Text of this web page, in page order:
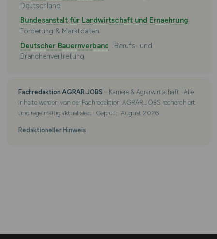
Deutschland
Bundesanstalt für Landwirtschaft und Ernaehrung ·
Förderung & Marktdaten
Deutscher Bauernverband · Berufs- und
Branchenvertretung
Fachredaktion AGRAR.JOBS – Karriere & Agrarwirtschaft · Alle
Inhalte werden von der Fachredaktion AGRAR.JOBS recherchiert
und regelmäßig aktualisiert · Geprüft: August 2026
Redaktioneller Hinweis